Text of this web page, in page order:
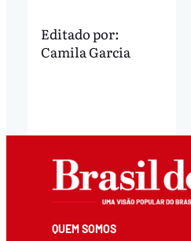
Editado por:
Camila Garcia
QUEM SOMOS